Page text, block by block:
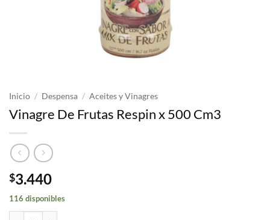
Inicio / Despensa / Aceites y Vinagres
Vinagre De Frutas Respin x 500 Cm3
$3.440
116 disponibles